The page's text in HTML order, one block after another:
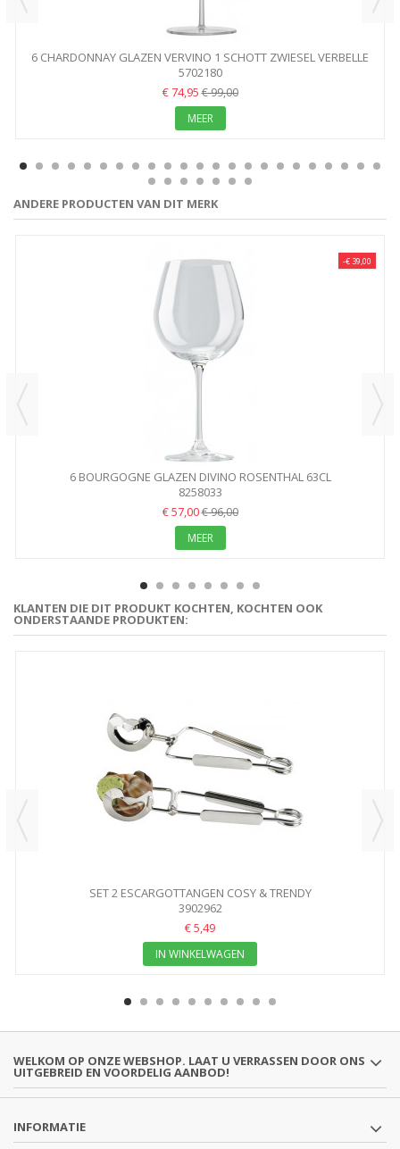
6 CHARDONNAY GLAZEN VERVINO 1 SCHOTT ZWIESEL VERBELLE
487ML
5702180
€ 74,95€ 99,00
MEER
ANDERE PRODUCTEN VAN DIT MERK
-€ 39,00
6 BOURGOGNE GLAZEN DIVINO ROSENTHAL 63CL
8258033
€ 57,00€ 96,00
MEER
KLANTEN DIE DIT PRODUKT KOCHTEN, KOCHTEN OOK
ONDERSTAANDE PRODUKTEN:
SET 2 ESCARGOTTANGEN COSY & TRENDY
3902962
€ 5,49
IN WINKELWAGEN
WELKOM OP ONZE WEBSHOP. LAAT U VERRASSEN DOOR ONS
UITGEBREID EN VOORDELIG AANBOD!
INFORMATIE